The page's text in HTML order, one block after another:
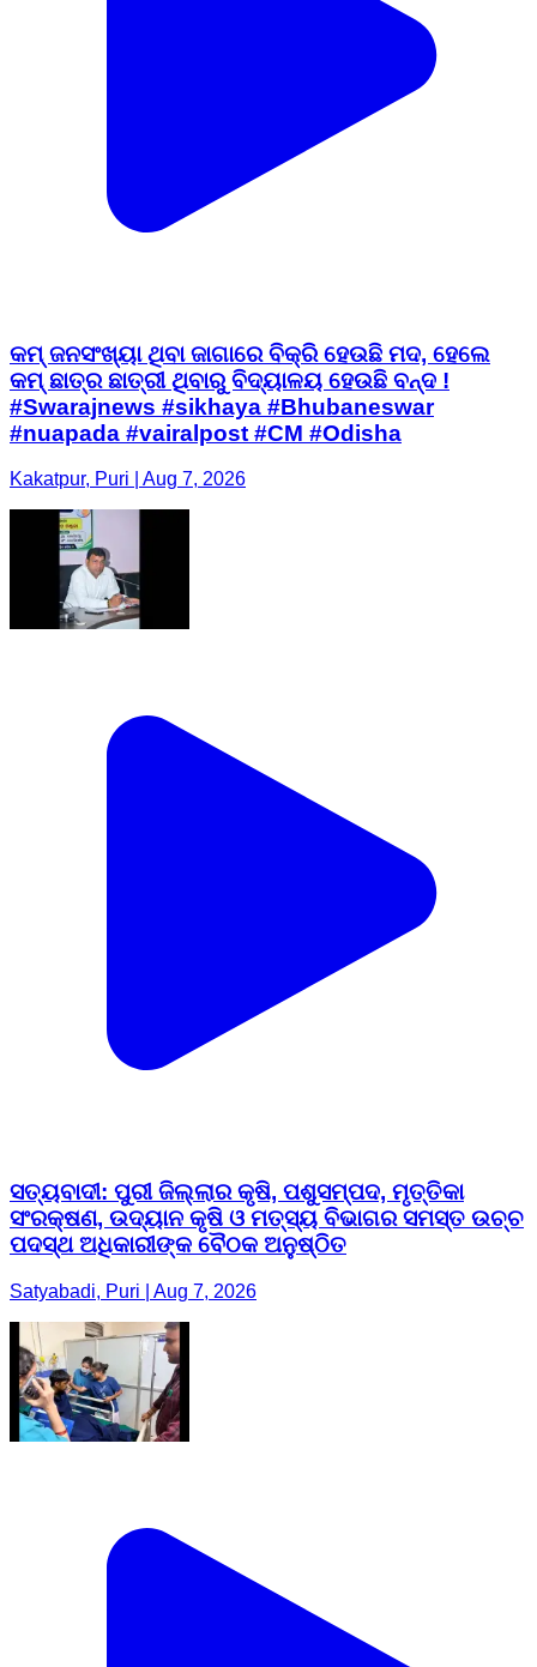
କମ୍ ଜନସଂଖ୍ୟା ଥିବା ଜାଗାରେ ବିକ୍ରି ହେଉଛି ମଦ, ହେଲେ
କମ୍ ଛାତ୍ର ଛାତ୍ରୀ ଥିବାରୁ ବିଦ୍ୟାଳୟ ହେଉଛି ବନ୍ଦ !
#Swarajnews #sikhaya #Bhubaneswar
#nuapada #vairalpost #CM #Odisha
Kakatpur, Puri | Aug 7, 2026
ସତ୍ୟବାଦୀ: ପୁରୀ ଜିଲ୍ଲାର କୃଷି, ପଶୁସମ୍ପଦ, ମୃତ୍ତିକା
ସଂରକ୍ଷଣ, ଉଦ୍ୟାନ କୃଷି ଓ ମତ୍ସ୍ୟ ବିଭାଗର ସମସ୍ତ ଉଚ୍ଚ
ପଦସ୍ଥ ଅଧିକାରୀଙ୍କ ବୈଠକ ଅନୁଷ୍ଠିତ
Satyabadi, Puri | Aug 7, 2026